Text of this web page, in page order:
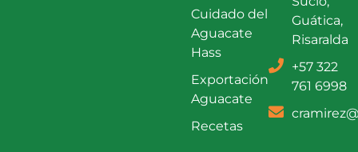
Cuidado del
Aguacate
Hass
Exportación
Aguacate
Recetas
Guática,
Risaralda
+57 322
761 6998